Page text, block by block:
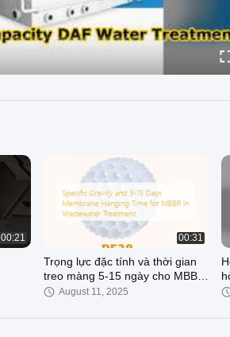
00:21 00:31
Trọng lực đặc tính và thời gian
treo màng 5-15 ngày cho MBBR
trong xử lý nước thải
August 11, 2025